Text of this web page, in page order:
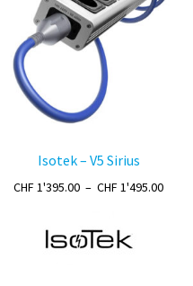
Isotek – V5 Sirius
CHF 1'395.00 – CHF 1'495.00Plage